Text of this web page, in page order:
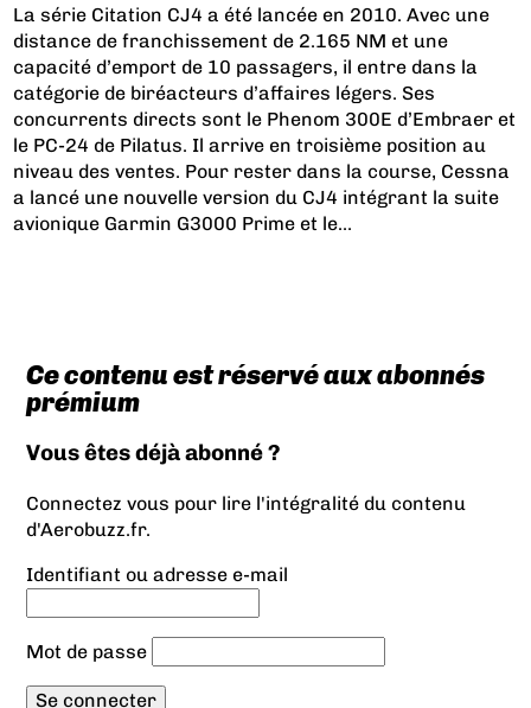
La série Citation CJ4 a été lancée en 2010. Avec une
distance de franchissement de 2.165 NM et une
capacité d’emport de 10 passagers, il entre dans la
catégorie de biréacteurs d’affaires légers. Ses
concurrents directs sont le Phenom 300E d’Embraer et
le PC-24 de Pilatus. Il arrive en troisième position au
niveau des ventes. Pour rester dans la course, Cessna
a lancé une nouvelle version du CJ4 intégrant la suite
avionique Garmin G3000 Prime et le...
Ce contenu est réservé aux abonnés
prémium
Vous êtes déjà abonné ?
Connectez vous pour lire l'intégralité du contenu
d'Aerobuzz.fr.
Identifiant ou adresse e-mail
Mot de passe